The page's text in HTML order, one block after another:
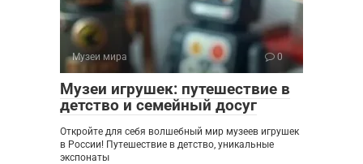
Музеи мира 0
Музеи игрушек: путешествие в
детство и семейный досуг
Откройте для себя волшебный мир музеев игрушек
в России! Путешествие в детство, уникальные
экспонаты